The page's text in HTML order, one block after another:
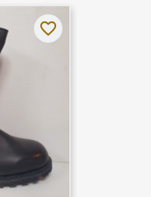
favorite_border